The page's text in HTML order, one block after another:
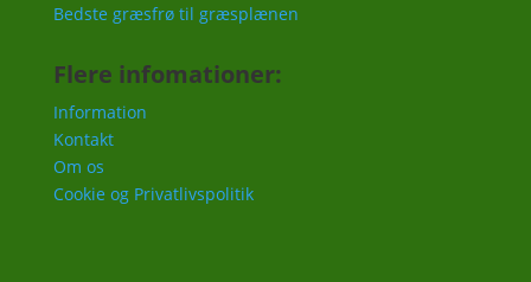
Bedste græsfrø til græsplænen
Flere infomationer:
Information
Kontakt
Om os
Cookie og Privatlivspolitik